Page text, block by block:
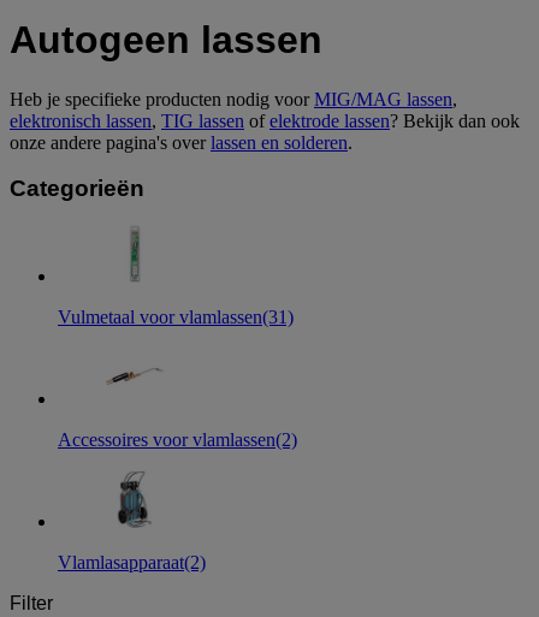
Autogeen lassen
Heb je specifieke producten nodig voorMIG/MAG lassen,
elektronisch lassen, TIG lassen ofelektrode lassen? Bekijk dan ook
onze andere pagina's overlassen en solderen.
Categorieën
Vulmetaal voor vlamlassen(31)
Accessoires voor vlamlassen(2)
Vlamlasapparaat(2)
Filter